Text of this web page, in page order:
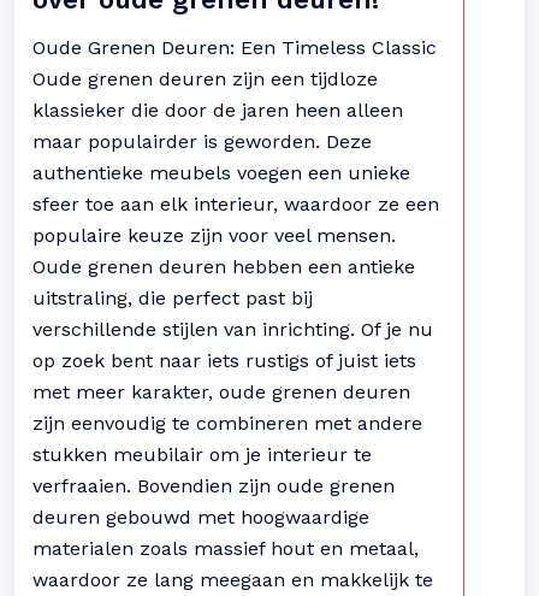
Oude Grenen Deuren: Een Timeless Classic
Oude grenen deuren zijn een tijdloze
klassieker die door de jaren heen alleen
maar populairder is geworden. Deze
authentieke meubels voegen een unieke
sfeer toe aan elk interieur, waardoor ze een
populaire keuze zijn voor veel mensen.
Oude grenen deuren hebben een antieke
uitstraling, die perfect past bij
verschillende stijlen van inrichting. Of je nu
op zoek bent naar iets rustigs of juist iets
met meer karakter, oude grenen deuren
zijn eenvoudig te combineren met andere
stukken meubilair om je interieur te
verfraaien. Bovendien zijn oude grenen
deuren gebouwd met hoogwaardige
materialen zoals massief hout en metaal,
waardoor ze lang meegaan en makkelijk te